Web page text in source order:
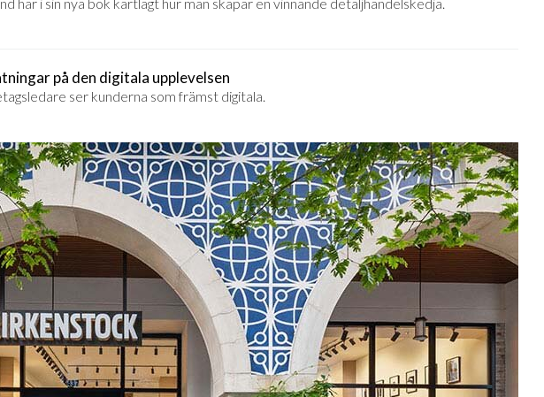
på den digitala upplevelsen
ser kunderna som främst digitala.